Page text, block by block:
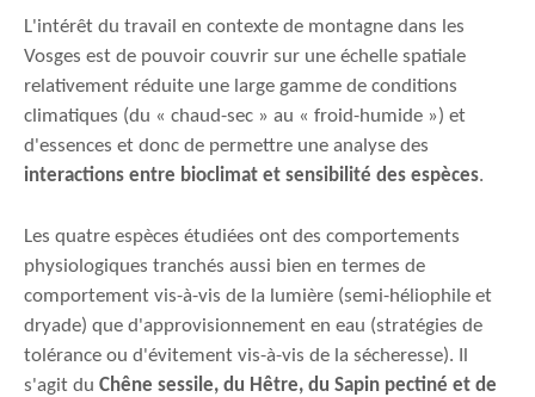
L'intérêt du travail en contexte de montagne dans les
Vosges est de pouvoir couvrir sur une échelle spatiale
relativement réduite une large gamme de conditions
climatiques (du « chaud-sec » au « froid-humide ») et
d'essences et donc de permettre une analyse des
interactions entre bioclimat et sensibilité des espèces.
Les quatre espèces étudiées ont des comportements
physiologiques tranchés aussi bien en termes de
comportement vis-à-vis de la lumière (semi-héliophile et
dryade) que d'approvisionnement en eau (stratégies de
tolérance ou d'évitement vis-à-vis de la sécheresse). Il
s'agit du Chêne sessile, du Hêtre, du Sapin pectiné et de